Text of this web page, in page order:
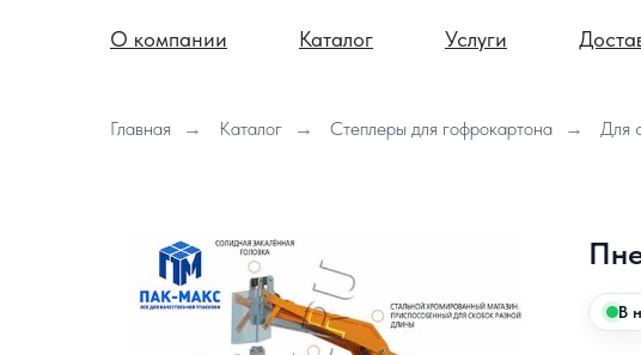
О компании Каталог Услуги
Главная → Каталог → Степлеры для гофрокартона → Для
В